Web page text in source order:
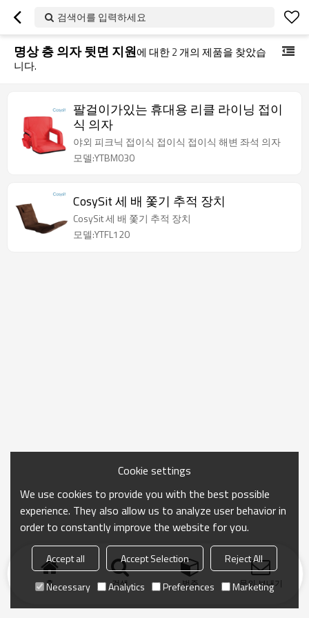
검색어를 입력하세요
명상 층 의자 뒷면 지원에 대한2 개의 제품을 찾았습
니다.
팔걸이가있는 휴대용 리클 라이닝 접이
식 의자
야외 피크닉 접이식 접이식 접이식 해변 좌석 의자
모델:YTBM030
CosySit 세 배 쫓기 추적 장치
CosySit 세 배 쫓기 추적 장치
모델:YTFL120
홈 검색 범주 문의 보내기
Cookie settings
We use cookies to provide you with the best possible
experience. They also allow us to analyze user behavior in
order to constantly improve the website for you.
Accept all Accept Selection
Reject All
Necessary
Analytics Preferences Marketing